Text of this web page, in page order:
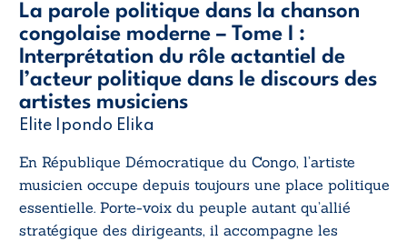
La parole politique dans la chanson
congolaise moderne – Tome I :
Interprétation du rôle actantiel de
l’acteur politique dans le discours des
artistes musiciens
Elite Ipondo Elika
En République Démocratique du Congo, l’artiste
musicien occupe depuis toujours une place politique
essentielle. Porte-voix du peuple autant qu’allié
stratégique des dirigeants, il accompagne les